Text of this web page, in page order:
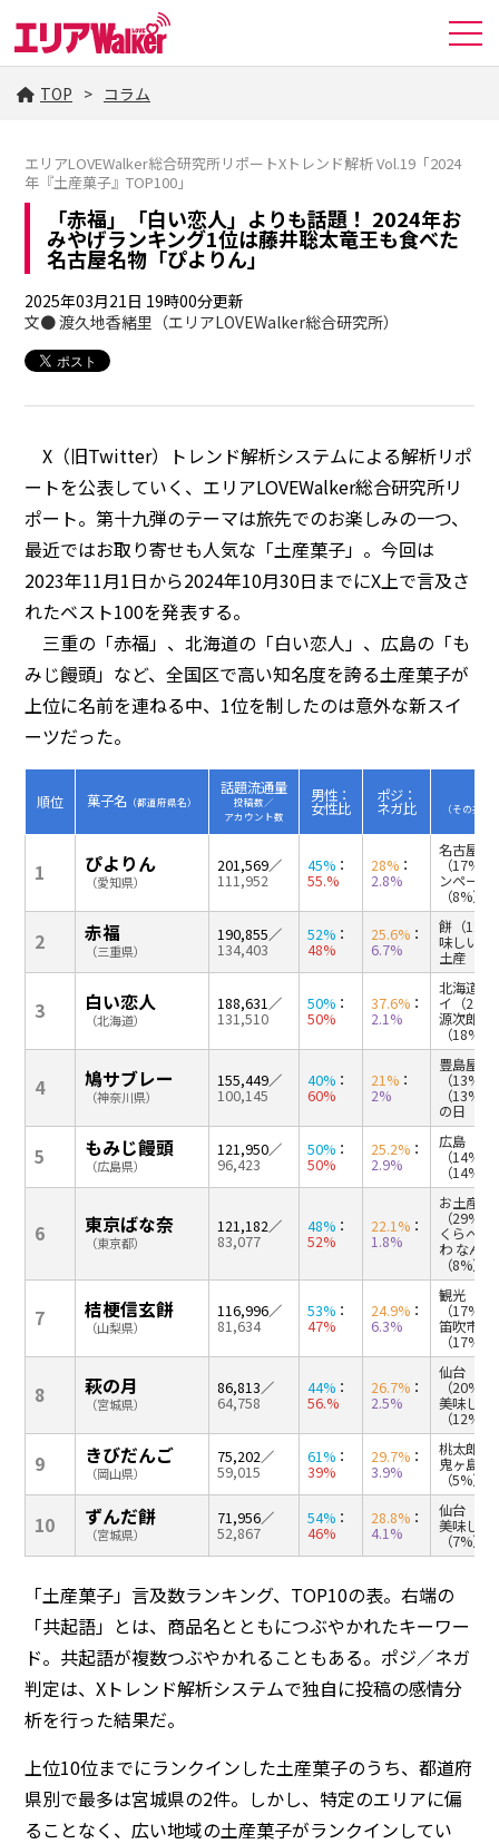
TOP コラム
エリアLOVEWalker総合研究所リポートXトレンド解析 Vol.19「2024
年『土産菓子』TOP100」
「赤福」「白い恋人」よりも話題！ 2024年お
みやげランキング1位は藤井聡太竜王も食べた
名古屋名物「ぴよりん」
2025年03月21日 19時00分更新
文● 渡久地香緒里（エリアLOVEWalker総合研究所）
X（旧Twitter）トレンド解析システムによる解析リポ
ートを公表していく、エリアLOVEWalker総合研究所リ
ポート。第十九弾のテーマは旅先でのお楽しみの一つ、
最近ではお取り寄せも人気な「土産菓子」。今回は
2023年11月1日から2024年10月30日までにX上で言及さ
れたベスト100を発表する。
三重の「赤福」、北海道の「白い恋人」、広島の「も
みじ饅頭」など、全国区で高い知名度を誇る土産菓子が
上位に名前を連ねる中、1位を制したのは意外な新スイ
ーツだった。
順位 菓子名 （都道府県名）
話題流通量
投稿数／
アカウント数
男性：
女性比
ポジ：
ネガ比 （その共
1 ぴよりん
（愛知県）
201,569／
111,952
45%：
55.%
28%：
2.8%
名古屋
（17%
ンペーン
（8%）
2 赤福
（三重県）
190,855／
134,403
52%：
48%
25.6%：
6.7%
餅（12%
味しい（
土産（
3 白い恋人
（北海道）
188,631／
131,510
50%：
50%
37.6%：
2.1%
北海道（
イ（22%
源次郎（
（18%）
4 鳩サブレー
（神奈川県）
155,449／
100,145
40%：
60%
21%：
2%
豊島屋（
（13%
（13%
の日（
5 もみじ饅頭
（広島県）
121,950／
96,423
50%：
50%
25.2%：
2.9%
広島（
（14%
（14%
6 東京ばな奈
（東京都）
121,182／
83,077
48%：
52%
22.1%：
1.8%
お土産（
（29%
くらべて
わ なん
（8%）
7 桔梗信玄餅
（山梨県）
116,996／
81,634
53%：
47%
24.9%：
6.3%
観光 （
（17%
笛吹市（
（17%）
8 萩の月
（宮城県）
86,813／
64,758
44%：
56.%
26.7%：
2.5%
仙台（
（20%
美味しい
（12%）
9 きびだんご
（岡山県）
75,202／
59,015
61%：
39%
29.7%：
3.9%
桃太郎（
鬼ヶ島（
（5%）
10 ずんだ餅
（宮城県）
71,956／
52,867
54%：
46%
28.8%：
4.1%
仙台（
美味しい
（7%）
「土産菓子」言及数ランキング、TOP10の表。右端の
「共起語」とは、商品名とともにつぶやかれたキーワー
ド。共起語が複数つぶやかれることもある。ポジ／ネガ
判定は、Xトレンド解析システムで独自に投稿の感情分
析を行った結果だ。
上位10位までにランクインした土産菓子のうち、都道府
県別で最多は宮城県の2件。しかし、特定のエリアに偏
ることなく、広い地域の土産菓子がランクインしてい